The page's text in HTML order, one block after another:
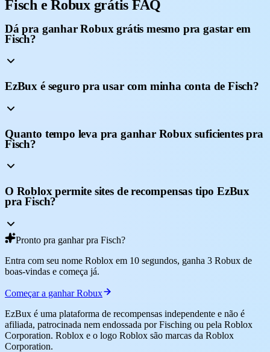
Fisch e Robux grátis FAQ
Dá pra ganhar Robux grátis mesmo pra gastar em
Fisch?
EzBux é seguro pra usar com minha conta de Fisch?
Quanto tempo leva pra ganhar Robux suficientes pra
Fisch?
O Roblox permite sites de recompensas tipo EzBux
pra Fisch?
Pronto pra ganhar pra Fisch?
Entra com seu nome Roblox em 10 segundos, ganha 3 Robux de
boas-vindas e começa já.
Começar a ganhar Robux
EzBux é uma plataforma de recompensas independente e não é
afiliada, patrocinada nem endossada por Fisching ou pela Roblox
Corporation. Roblox e o logo Roblox são marcas da Roblox
Corporation.